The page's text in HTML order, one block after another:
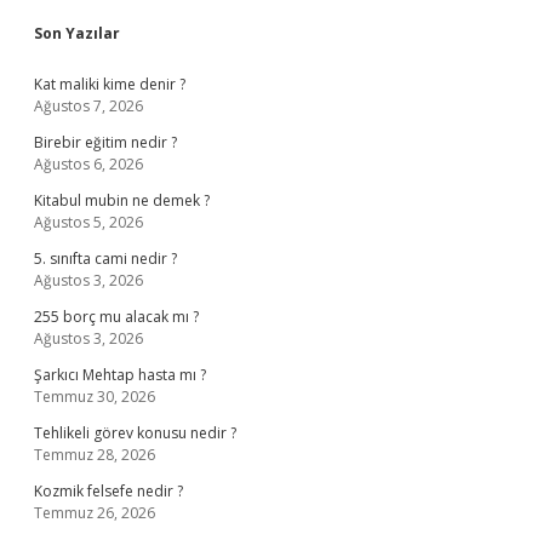
Sidebar
Son Yazılar
Kat maliki kime denir ?
Ağustos 7, 2026
Birebir eğitim nedir ?
Ağustos 6, 2026
Kitabul mubin ne demek ?
Ağustos 5, 2026
5. sınıfta cami nedir ?
Ağustos 3, 2026
255 borç mu alacak mı ?
Ağustos 3, 2026
Şarkıcı Mehtap hasta mı ?
Temmuz 30, 2026
Tehlikeli görev konusu nedir ?
Temmuz 28, 2026
Kozmik felsefe nedir ?
Temmuz 26, 2026